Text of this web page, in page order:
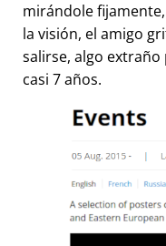
mirándole
la visión, el amigo
salirse, algo extraño
casi 7 años.